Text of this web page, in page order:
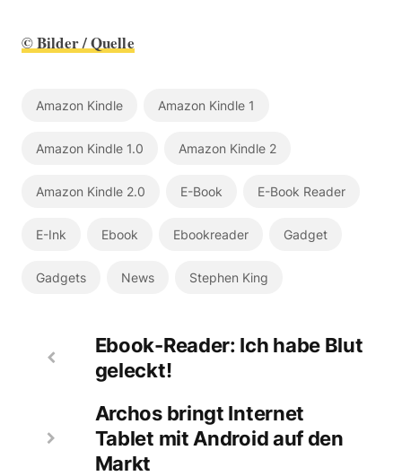
© Bilder / Quelle
Amazon Kindle Amazon Kindle 1
Amazon Kindle 1.0 Amazon Kindle 2
Amazon Kindle 2.0 E-Book E-Book Reader
E-Ink Ebook Ebookreader Gadget
Gadgets News Stephen King
Ebook-Reader: Ich habe Blut
geleckt!
Archos bringt Internet
Tablet mit Android auf den
Markt